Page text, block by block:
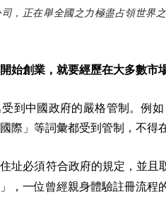
，正在舉全國之力極盡占領世界
始創業，就要經歷在大多數市
到中國政府的嚴格管制。例
際」等詞彙都受到管制，不得
址必須符合政府的規定，並
，一位曾經親身體驗註冊流程